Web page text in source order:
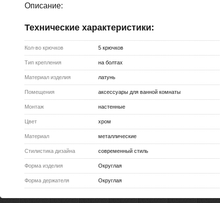
Описание:
Технические характеристики:
Кол-во крючков 5 крючков
Тип крепления на болтах
Материал изделия латунь
Помещения аксессуары для ванной комнаты
Монтаж настенные
Цвет хром
Материал металлические
Стилистика дизайна современный стиль
Форма изделия Округлая
Форма держателя Округлая